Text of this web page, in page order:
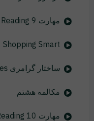
مهارت Reading 9
Shopping Smart
ساختار گرامری Adjectives
مکالمه هشتم
مهارت Reading 10